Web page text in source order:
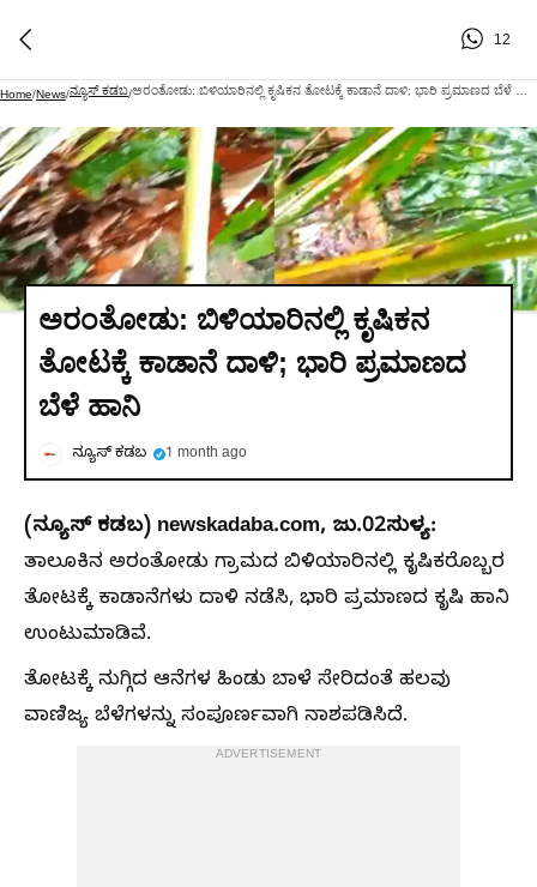
12
Home/News/ನ್ಯೂಸ್ ಕಡಬ/
ಅರಂತೋಡು: ಬಿಳಿಯಾರಿನಲ್ಲಿ ಕೃಷಿಕನ
ತೋಟಕ್ಕೆ ಕಾಡಾನೆ ದಾಳಿ; ಭಾರಿ ಪ್ರಮಾಣದ
ಬೆಳೆ ಹಾನಿ
ನ್ಯೂಸ್ ಕಡಬ 1 month ago
(ನ್ಯೂಸ್‌ ಕಡಬ) newskadaba.com, ಜು.02ಸುಳ್ಯ:
ತಾಲೂಕಿನ ಅರಂತೋಡು ಗ್ರಾಮದ ಬಿಳಿಯಾರಿನಲ್ಲಿ ಕೃಷಿಕರೊಬ್ಬರ
ತೋಟಕ್ಕೆ ಕಾಡಾನೆಗಳು ದಾಳಿ ನಡೆಸಿ, ಭಾರಿ ಪ್ರಮಾಣದ ಕೃಷಿ ಹಾನಿ
ಉಂಟುಮಾಡಿವೆ.
ತೋಟಕ್ಕೆ ನುಗ್ಗಿದ ಆನೆಗಳ ಹಿಂಡು ಬಾಳೆ ಸೇರಿದಂತೆ ಹಲವು
ವಾಣಿಜ್ಯ ಬೆಳೆಗಳನ್ನು ಸಂಪೂರ್ಣವಾಗಿ ನಾಶಪಡಿಸಿದೆ.
ADVERTISEMENT